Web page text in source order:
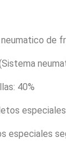
neumatico de
(Sistema
40%
especiales